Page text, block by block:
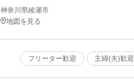
神奈川県綾瀬市
地図を見る
フリーター歓迎
主婦(夫)歓迎